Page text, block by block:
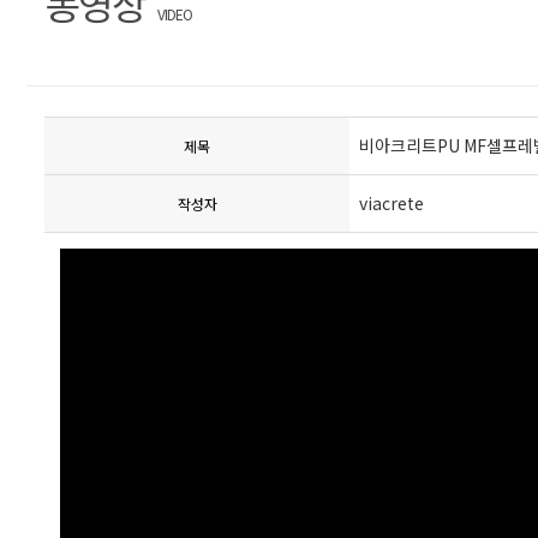
VIDEO
제목 비아크리트PU MF셀프
작성자 viacrete